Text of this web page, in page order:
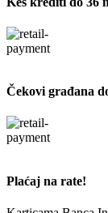
Čekovi građana
Plaćaj na rate!